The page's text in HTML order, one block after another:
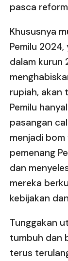
pasca
Khususnya
Pemilu 2024,
dalam kurun
rupiah, akan
Pemilu
pasangan
menjadi
pemenang
dan
mereka
kebijakan
Tunggakan
tumbuh dan
terus